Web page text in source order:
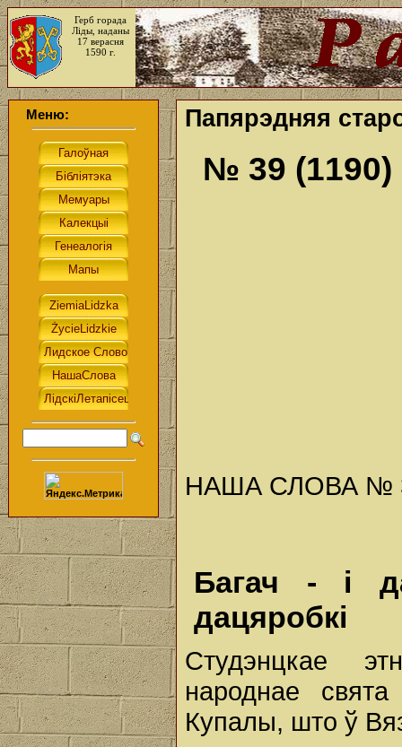
Герб горада
Ліды, наданы
17 верасня
1590 г.
Меню: Папярэдняя
№ 39 (1190)
НАША СЛОВА №
Багач - і
дацяробкі
Студэнцкае
народнае
Купалы, што ў